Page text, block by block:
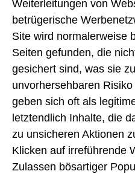
Weiterleitungen von
betrügerische
Site wird normalerweise
Seiten gefunden, die
gesichert sind, was sie
unvorhersehbaren
geben sich oft als
letztendlich Inhalte, die
zu unsicheren Aktionen
Klicken auf irreführende
Zulassen bösartiger